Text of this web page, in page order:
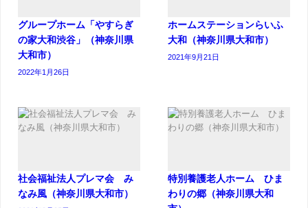
グループホーム「やすらぎ
の家大和渋谷」（神奈川県
大和市）
2022年1月26日
ホームステーションらいふ
大和（神奈川県大和市）
2021年9月21日
社会福祉法人プレマ会 み
なみ風（神奈川県大和市）
特別養護老人ホーム ひま
わりの郷（神奈川県大和